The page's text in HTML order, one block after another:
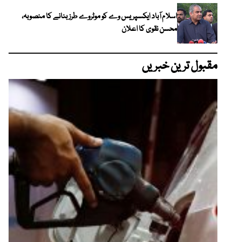
اسلام آباد ایکسپریس وے کو موٹروے طرز بنانے کا منصوبہ،
محسن نقوی کا اعلان
مقبول ترین خبریں